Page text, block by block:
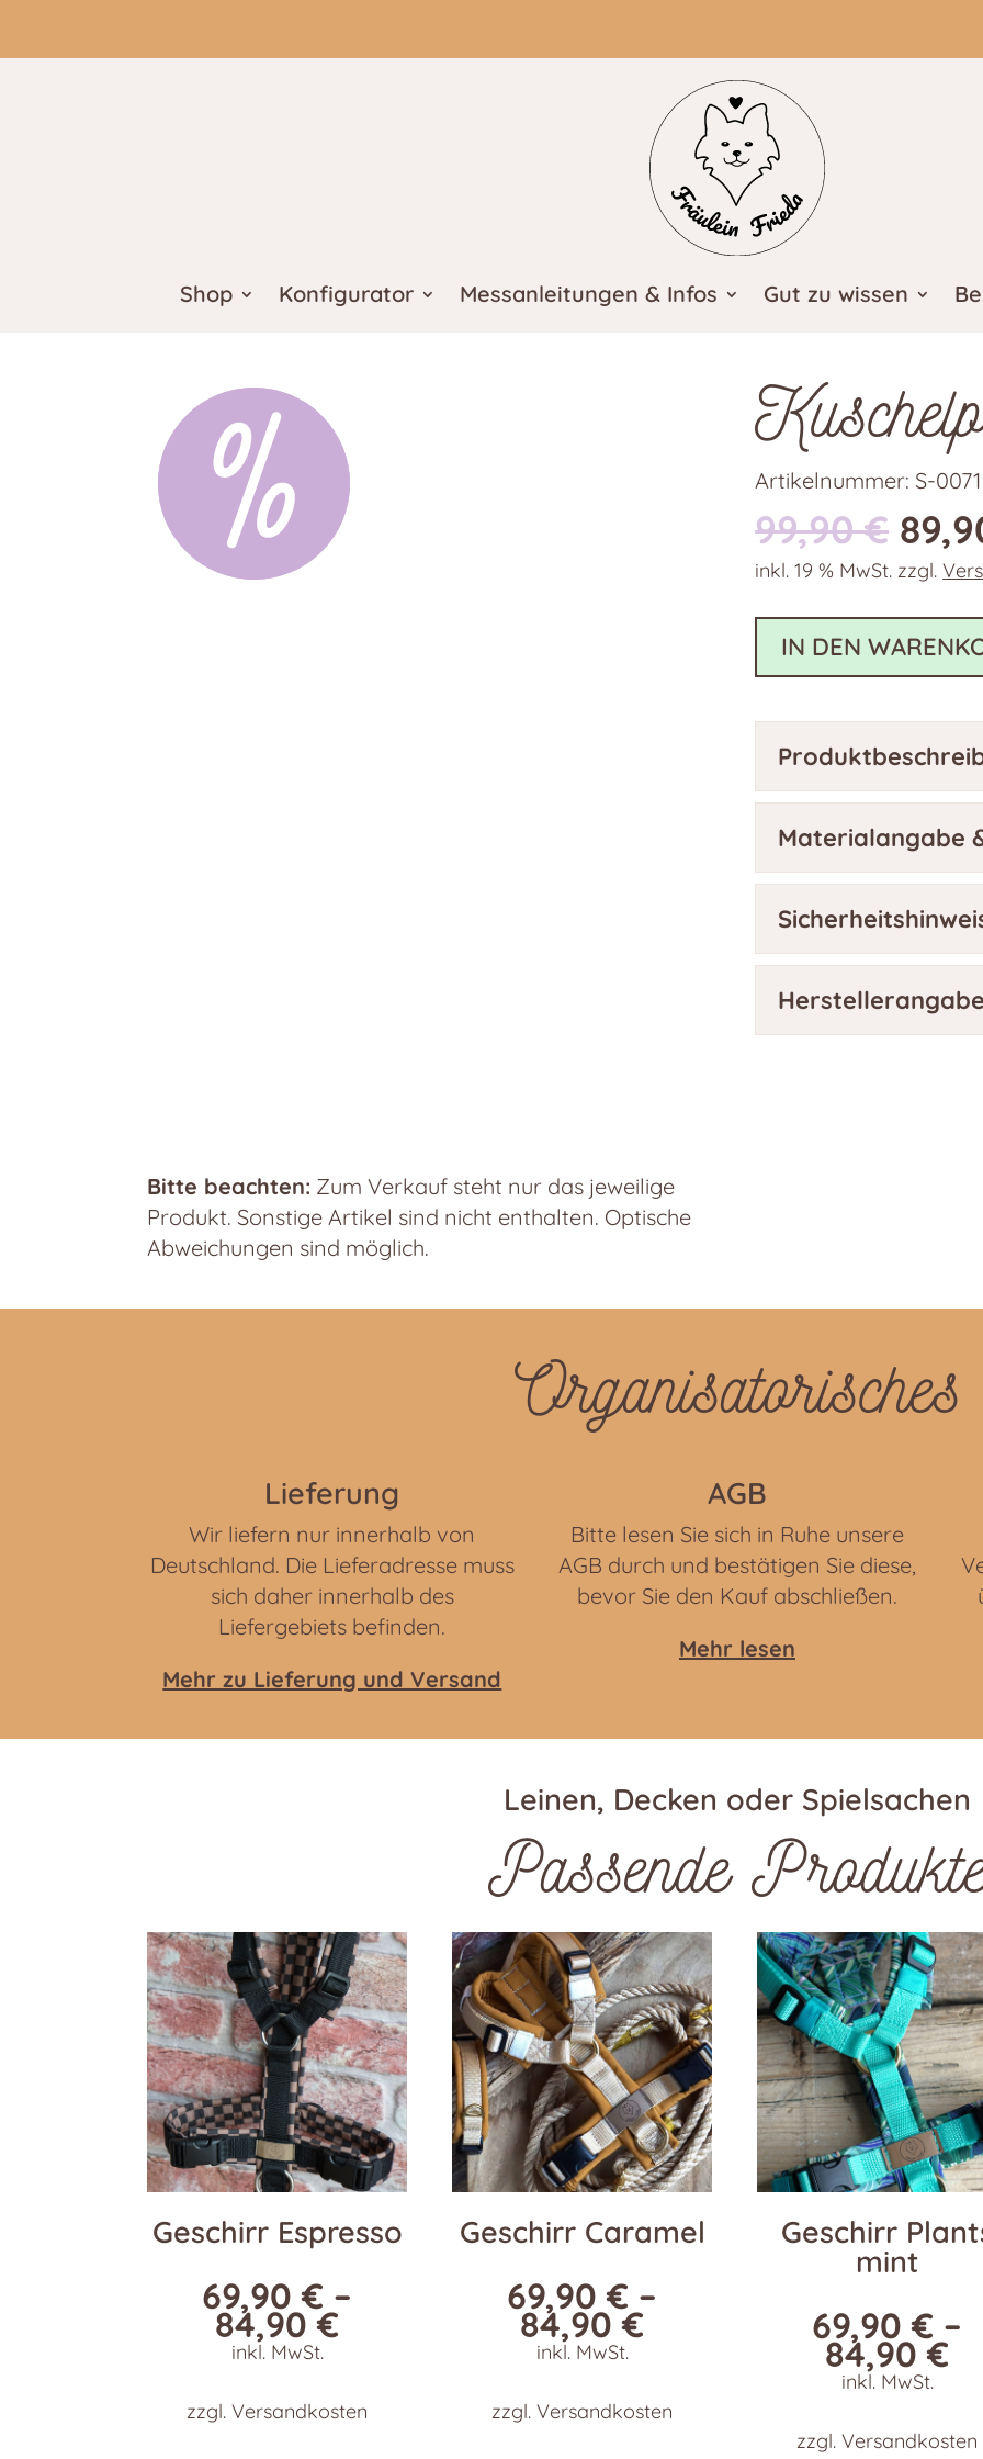
Shop Konfigurator Messanleitungen & Infos Gut zu wissen
Bitte beachten: Zum Verkauf steht nur das jeweilige
Produkt. Sonstige Artikel sind nicht enthalten. Optische
Abweichungen sind möglich.
Artikelnummer:S-0071
99,90€
war:
inkl. 19 % MwSt. zzgl.
IN DEN
Materialangabe
Organisatorisches
Lieferung
Wir liefern nur innerhalb von
Deutschland. Die Lieferadresse muss
sich daher innerhalb des
Liefergebiets befinden.
Mehr zu Lieferung und Versand
AGB
Bitte lesen Sie sich in Ruhe unsere
AGB durch und bestätigen Sie diese,
bevor Sie den Kauf abschließen.
Mehr lesen
Leinen, Decken oder Spielsachen
Passende
Geschirr Espresso
69,90€ –
84,90€
inkl. MwSt.
zzgl.Versandkosten
Geschirr Caramel
69,90€ –
84,90€
inkl. MwSt.
zzgl.Versandkosten
Geschirr
mint
69,90€ –
84,90€
inkl. MwSt.
zzgl.Versandkosten